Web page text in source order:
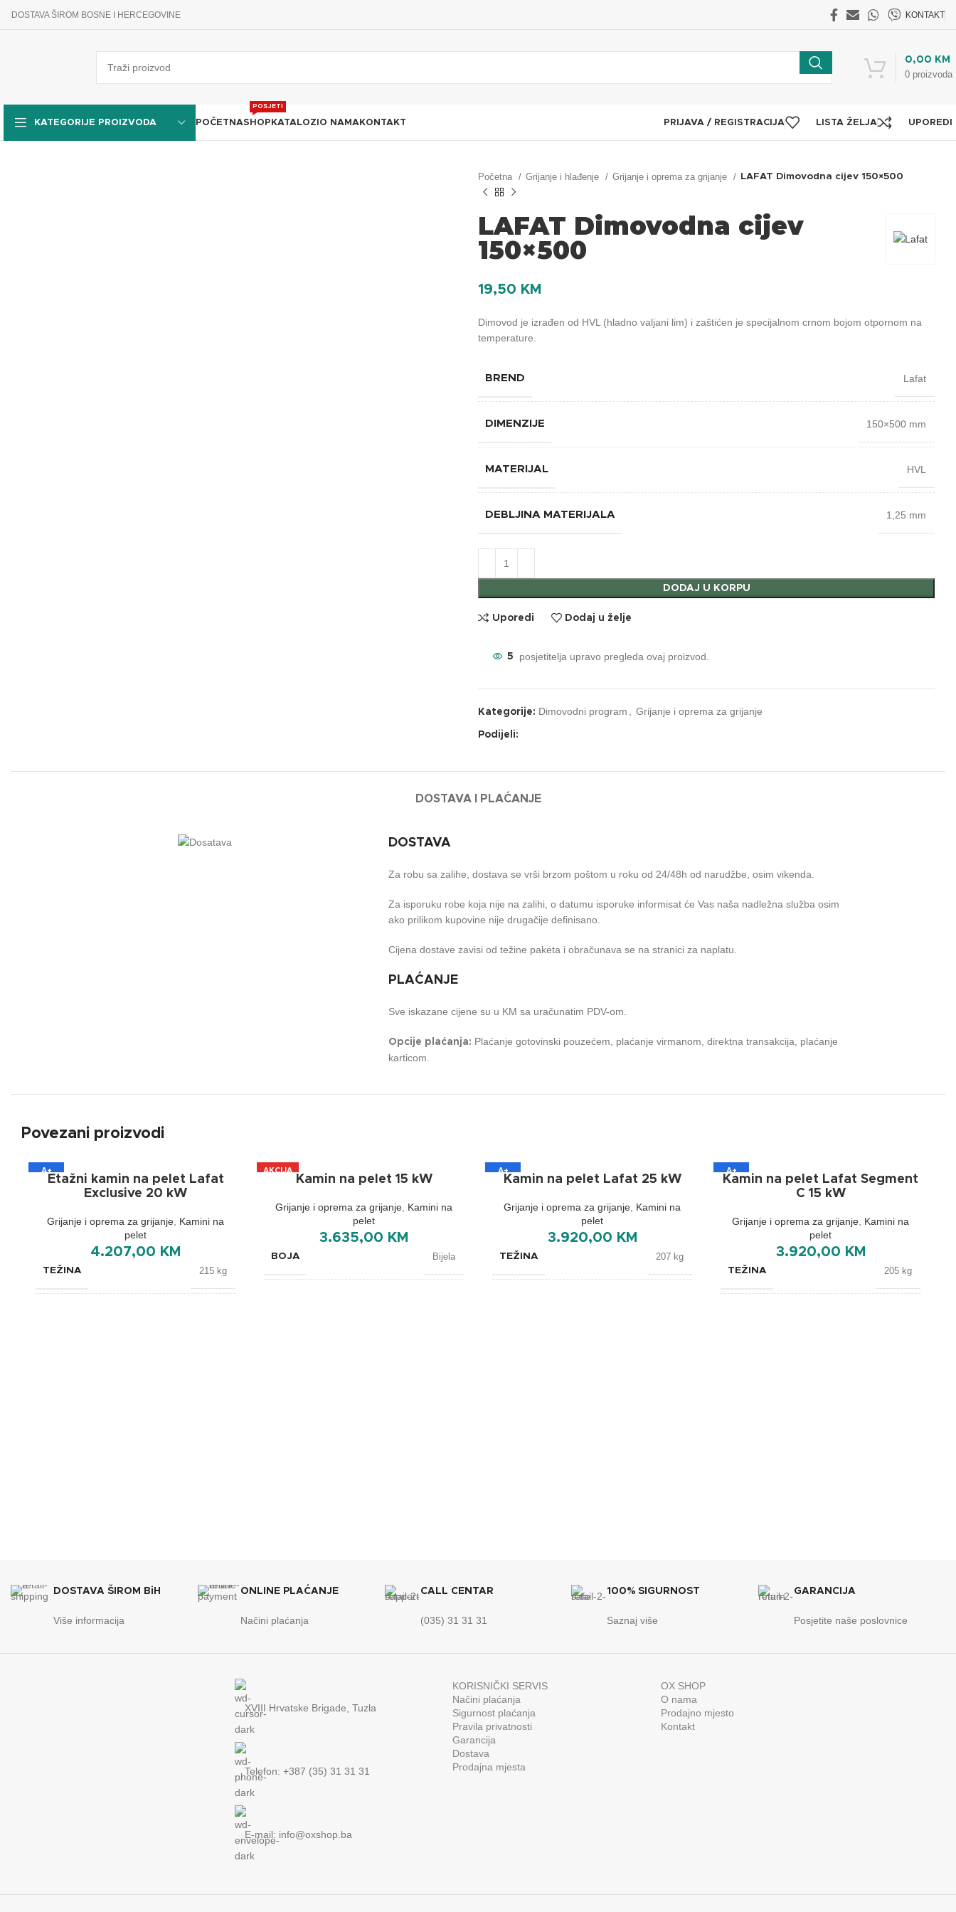
DOSTAVA ŠIROM BOSNE I HERCEGOVINE KONTAKT
0 proizvoda
0,00 KM
KATEGORIJE PROIZVODA POČETNASHOP
POSJETI
KATALOZI O NAMA KONTAKT PRIJAVA / REGISTRACIJA LISTA ŽELJA UPOREDI
Početna Grijanje i hlađenje Grijanje i oprema za grijanje LAFAT Dimovodna cijev 150×500
LAFAT Dimovodna cijev
150×500
19,50 KM
Dimovod je izrađen od HVL (hladno valjani lim) i zaštićen je specijalnom crnom bojom otpornom na
temperature.
BREND Lafat
DIMENZIJE 150×500 mm
MATERIJAL HVL
DEBLJINA MATERIJALA 1,25 mm
DODAJ U KORPU
Uporedi Dodaj u želje
5 posjetitelja upravo pregleda ovaj proizvod.
Kategorije: Dimovodni program Grijanje i oprema za grijanje
Podijeli:
DOSTAVA I PLAĆANJE
DOSTAVA
Za robu sa zalihe, dostava se vrši brzom poštom u roku od 24/48h od narudžbe, osim vikenda.
Za isporuku robe koja nije na zalihi, o datumu isporuke informisat će Vas naša nadležna služba osim
ako prilikom kupovine nije drugačije definisano.
Cijena dostave zavisi od težine paketa i obračunava se na stranici za naplatu.
PLAĆANJE
Sve iskazane cijene su u KM sa uračunatim PDV-om.
Opcije plaćanja: Plaćanje gotovinski pouzećem, plaćanje virmanom, direktna transakcija, plaćanje
karticom.
Povezani proizvodi
A+
Etažni kamin na pelet Lafat
Exclusive 20 kW
Grijanje i oprema za grijanje Kamini na
pelet
4.207,00 KM
TEŽINA 215 kg
AKCIJA
Kamin na pelet 15 kW
Grijanje i oprema za grijanje Kamini na
pelet
3.635,00 KM
BOJA Bijela
A+
Kamin na pelet Lafat 25 kW
Grijanje i oprema za grijanje Kamini na
pelet
3.920,00 KM
TEŽINA 207 kg
A+
Kamin na pelet Lafat Segment
C 15 kW
Grijanje i oprema za grijanje Kamini na
pelet
3.920,00 KM
TEŽINA 205 kg
DOSTAVA ŠIROM BiH
Više informacija
ONLINE PLAĆANJE
Načini plaćanja
CALL CENTAR
(035) 31 31 31
100% SIGURNOST
Saznaj više
GARANCIJA
Posjetite naše poslovnice
XVIII Hrvatske Brigade, Tuzla
Telefon: +387 (35) 31 31 31
E-mail: info@oxshop.ba
KORISNIČKI SERVIS
Načini plaćanja
Sigurnost plaćanja
Pravila privatnosti
Garancija
Dostava
Prodajna mjesta
OX SHOP
O nama
Prodajno mjesto
Kontakt